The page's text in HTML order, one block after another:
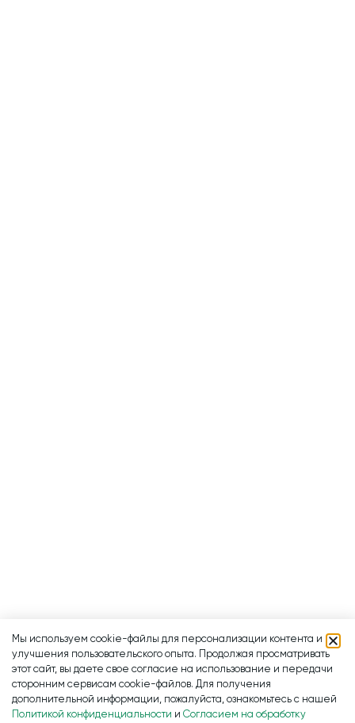
Мы используем cookie-файлы для персонализации контента и
улучшения пользовательского опыта. Продолжая просматривать
этот сайт, вы даете свое согласие на использование и передачи
сторонним сервисам cookie-файлов. Для получения
дополнительной информации, пожалуйста, ознакомьтесь с нашей
Политикой конфиденциальности и Согласием на обработку